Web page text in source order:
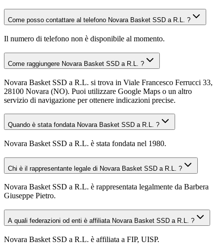
Come posso contattare al telefono Novara Basket SSD a R.L. ?
Il numero di telefono non è disponibile al momento.
Come raggiungere Novara Basket SSD a R.L. ?
Novara Basket SSD a R.L. si trova in Viale Francesco Ferrucci 33,
28100 Novara (NO). Puoi utilizzare Google Maps o un altro
servizio di navigazione per ottenere indicazioni precise.
Quando è stata fondata Novara Basket SSD a R.L. ?
Novara Basket SSD a R.L. è stata fondata nel 1980.
Chi è il rappresentante legale di Novara Basket SSD a R.L. ?
Novara Basket SSD a R.L. è rappresentata legalmente da Barbera
Giuseppe Pietro.
A quali federazioni od enti è affiliata Novara Basket SSD a R.L. ?
Novara Basket SSD a R.L. è affiliata a FIP, UISP.